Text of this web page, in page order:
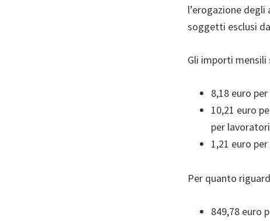
l’erogazione
soggetti esclusi
Gli importi
8,18 euro per
10,21 euro
per
1,21 euro per
Per quanto
849,78 euro